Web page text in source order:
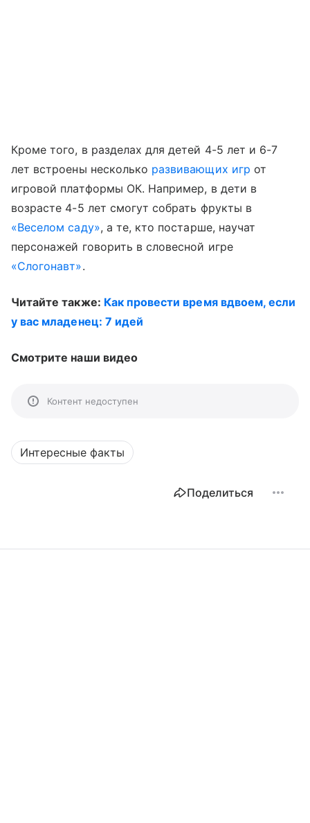
Кроме того, в разделах для детей 4-5 лет и 6-7
лет встроены несколько развивающих игр от
игровой платформы ОК. Например, в дети в
возрасте 4-5 лет смогут собрать фрукты в
«Веселом саду», а те, кто постарше, научат
персонажей говорить в словесной игре
«Слогонавт».
Читайте также: Как провести время вдвоем, если
у вас младенец: 7 идей
Смотрите наши видео
Контент недоступен
Интересные факты
Поделиться